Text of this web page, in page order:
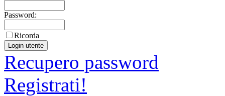
Password:
Ricorda
Recupero password
Registrati!